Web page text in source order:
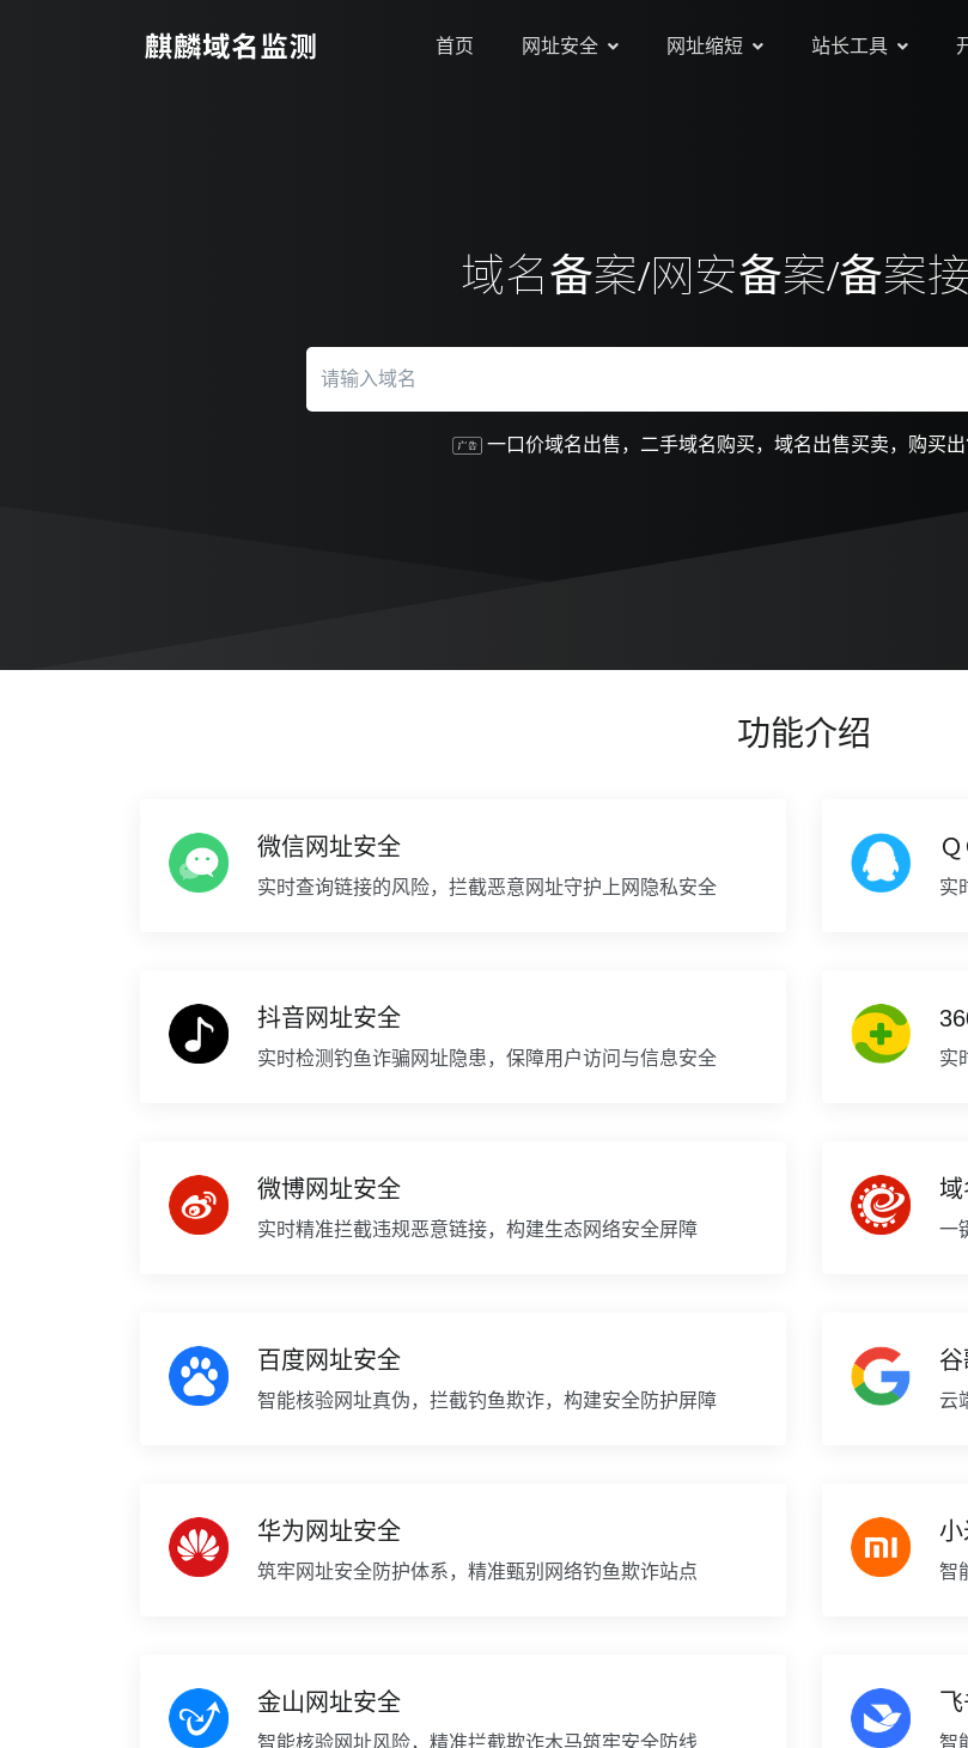
首页 网址安全 网址缩短 站长工具
域名备案/网安备案/备案
一口价域名出售，二手域名购买，域名出售买卖，购买
功能介绍
微信网址安全
实时查询链接的风险，拦截恶意网址守护上网隐私安全 实
抖音网址安全
实时检测钓鱼诈骗网址隐患，保障用户访问与信息安全 实
微博网址安全
实时精准拦截违规恶意链接，构建生态网络安全屏障
域
一
百度网址安全
智能核验网址真伪，拦截钓鱼欺诈，构建安全防护屏障 云
华为网址安全
筑牢网址安全防护体系，精准甄别网络钓鱼欺诈站点
小
智
金山网址安全
智能核验网址风险，精准拦截欺诈木马筑牢安全防线 智